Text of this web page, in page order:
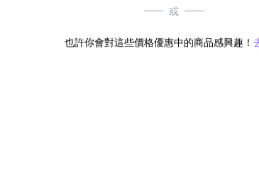
或
也許你會對這些價格優惠中的商品感興趣！